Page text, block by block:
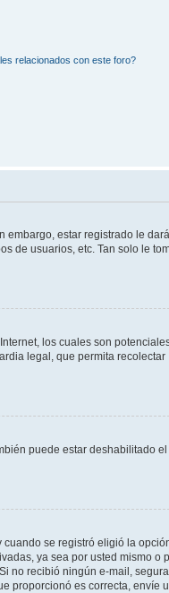
relacionados con este foro?
embargo, estar registrado le
de usuarios, etc. Tan solo le
los cuales son
legal, que permita recolectar
puede estar deshabilitado
cuando se registró eligió la
ya sea por usted mismo o
no recibió ningún e-mail,
proporcionó es correcta, envíe